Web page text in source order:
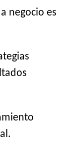
negocio es